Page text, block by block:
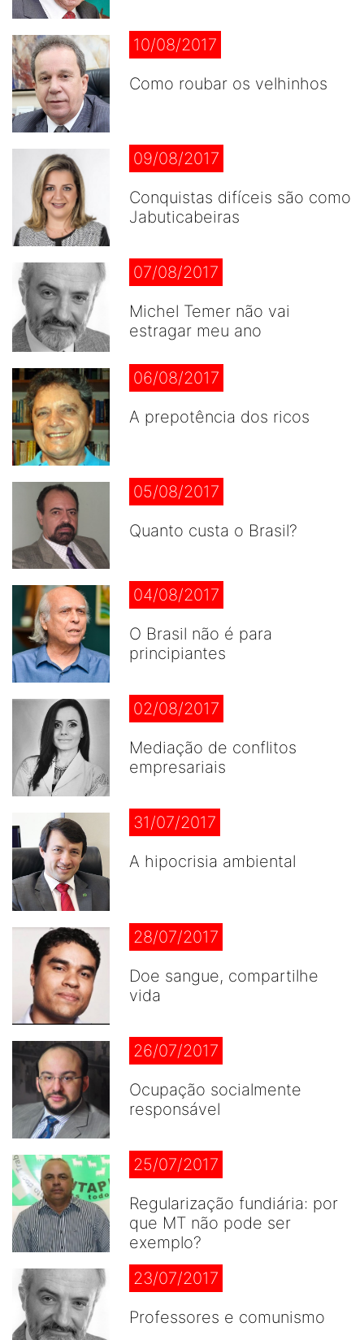
10/08/2017
Como roubar os velhinhos
09/08/2017
Conquistas difíceis são como
Jabuticabeiras
07/08/2017
Michel Temer não vai
estragar meu ano
06/08/2017
A prepotência dos ricos
05/08/2017
Quanto custa o Brasil?
04/08/2017
O Brasil não é para
principiantes
02/08/2017
Mediação de conflitos
empresariais
31/07/2017
A hipocrisia ambiental
28/07/2017
Doe sangue, compartilhe
vida
26/07/2017
Ocupação socialmente
responsável
25/07/2017
Regularização fundiária: por
que MT não pode ser
exemplo?
23/07/2017
Professores e comunismo